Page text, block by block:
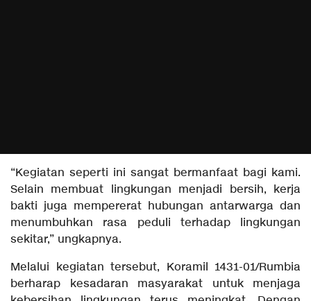
“Kegiatan seperti ini sangat bermanfaat bagi kami.
Selain membuat lingkungan menjadi bersih, kerja
bakti juga mempererat hubungan antarwarga dan
menumbuhkan rasa peduli terhadap lingkungan
sekitar,” ungkapnya.
Melalui kegiatan tersebut, Koramil 1431-01/Rumbia
berharap kesadaran masyarakat untuk menjaga